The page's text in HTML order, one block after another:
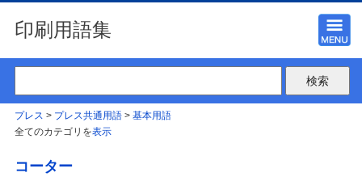
印刷用語集
プレス > プレス共通用語> 基本用語
全てのカテゴリを表示
コーター